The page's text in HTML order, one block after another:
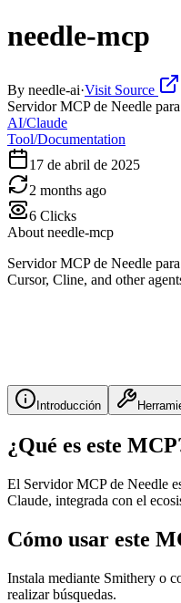
needle-mcp
By needle-ai·Visit Source
Servidor MCP de Needle
AI/Claude
Tool/Documentation
17 de abril de 2025
2 months ago
6 Clicks
About needle-mcp
Servidor MCP de Needle
Cursor, Cline, and other
Introducción
¿Qué es este
El Servidor MCP de Needle
Claude, integrada con el
Cómo usar este
Instala mediante Smithery o
realizar búsquedas.